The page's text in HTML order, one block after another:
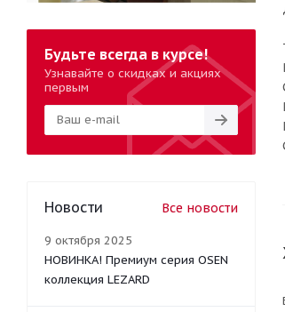
Будьте всегда в курсе!
Узнавайте о скидках и акциях
первым
Новости Все новости
9 октября 2025
НОВИНКА! Премиум серия OSEN
коллекция LEZARD